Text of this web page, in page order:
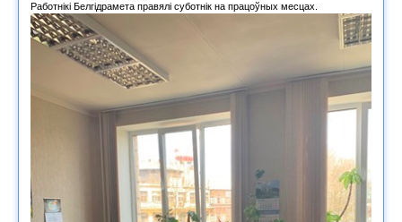
Работнікі Белгідрамета правялі суботнік на працоўных месцах.